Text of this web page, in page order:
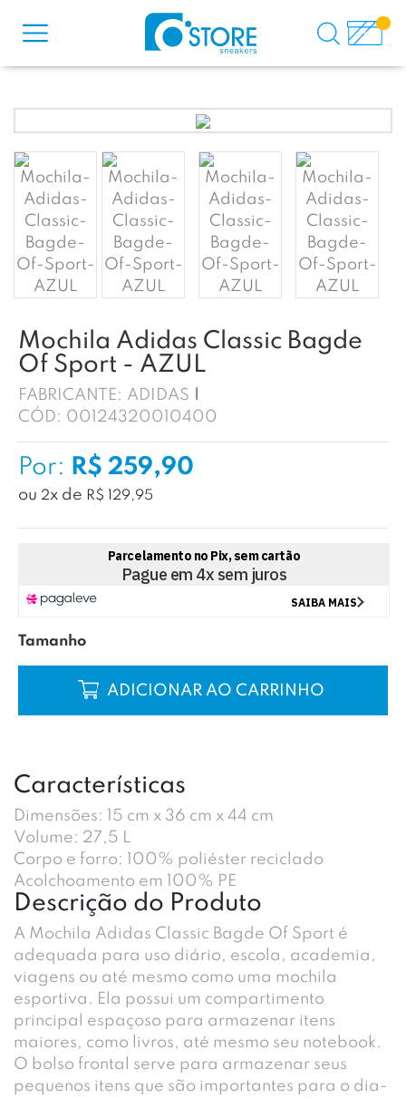
Mochila Adidas Classic Bagde
Of Sport - AZUL
FABRICANTE: ADIDAS
CÓD: 00124320010400
Por: R$ 259,90
ou 2x de R$ 129,95
Tamanho
COMPRAR
Características
Dimensões: 15 cm x 36 cm x 44 cm
Volume: 27,5 L
Corpo e forro: 100% poliéster reciclado
Acolchoamento em 100% PE
Descrição do Produto
A Mochila Adidas Classic Bagde Of Sport é
adequada para uso diário, escola, academia,
viagens ou até mesmo como uma mochila
esportiva. Ela possui um compartimento
principal espaçoso para armazenar itens
maiores, como livros, até mesmo seu notebook.
O bolso frontal serve para armazenar seus
pequenos itens que são importantes para o dia-